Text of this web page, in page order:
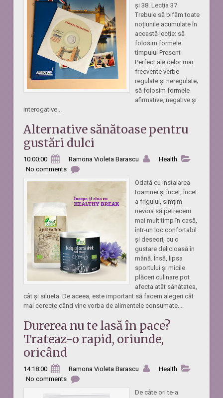
și 38. Lecția 37
Trebuie să bifăm toate
noțiunile acumulate în
această lecție: să
folosim formele
timpului Present
Perfect ale celor mai
frecvente verbe
regulate și neregulate;
să folosim formele
afirmative, negative și
interogative...
Alternative sănătoase pentru
gustări dulci
10:00:00 Ramona Violeta Barascu
Health
No comments
Odată cu instalarea
toamnei și încet, încet
a frigului, simțim
nevoia să petrecem
mai mult timp în casă,
într-un loc confortabil
și deseori, cu o
gustare delicioasă în
mână. Însă, lipsa
sportului și micile
plăceri culinare pot
afecta atât sănătatea,
cât și silueta. De aceea, este important să facem alegeri cât
mai corecte când vine vorba de alimentele consumate....
Durerea nu te lasă în pace?
Trateaz-o rapid, oriunde,
oricând
14:18:00 Ramona Violeta Barascu
Health
No comments
De câte ori te-a